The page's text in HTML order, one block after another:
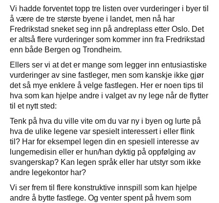
Vi hadde forventet topp tre listen over vurderinger i byer til
å være de tre største byene i landet, men nå har
Fredrikstad sneket seg inn på andreplass etter Oslo. Det
er altså flere vurderinger som kommer inn fra Fredrikstad
enn både Bergen og Trondheim.
Ellers ser vi at det er mange som legger inn entusiastiske
vurderinger av sine fastleger, men som kanskje ikke gjør
det så mye enklere å velge fastlegen. Her er noen tips til
hva som kan hjelpe andre i valget av ny lege når de flytter
til et nytt sted:
Tenk på hva du ville vite om du var ny i byen og lurte på
hva de ulike legene var spesielt interessert i eller flink
til? Har for eksempel legen din en spesiell interesse av
lungemedisin eller er hun/han dyktig på oppfølging av
svangerskap? Kan legen språk eller har utstyr som ikke
andre legekontor har?
Vi ser frem til flere konstruktive innspill som kan hjelpe
andre å bytte fastlege. Og venter spent på hvem som